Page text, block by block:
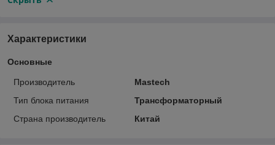
Характеристики
Основные
Производитель
Mastech
Тип блока питания
Трансформаторный
Страна производитель
Китай